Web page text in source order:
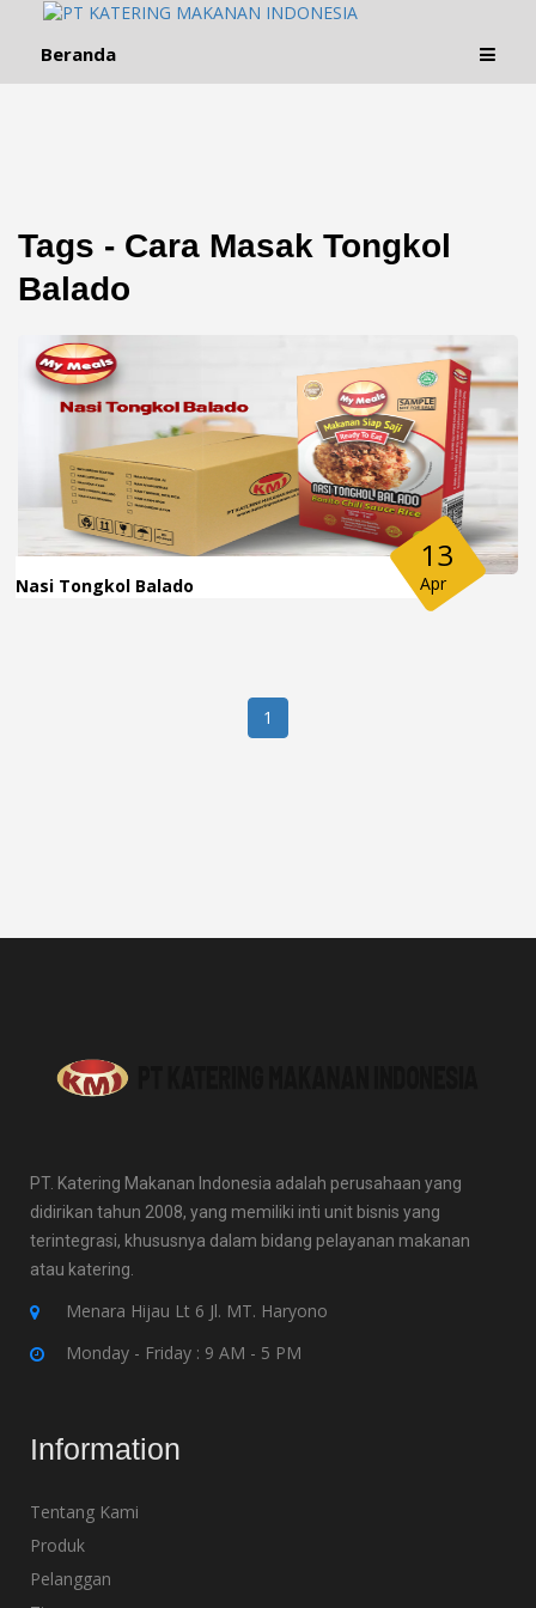
Beranda
Tags - Cara Masak Tongkol
Balado
Nasi Tongkol Balado
13
Apr
1
PT. Katering Makanan Indonesia adalah perusahaan yang
didirikan tahun 2008, yang memiliki inti unit bisnis yang
terintegrasi, khususnya dalam bidang pelayanan makanan
atau katering.
Menara Hijau Lt 6 Jl. MT. Haryono
Monday - Friday : 9 AM - 5 PM
Information
Tentang Kami
Produk
Pelanggan